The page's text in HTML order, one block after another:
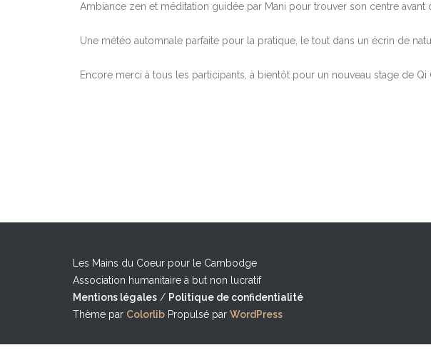
Ambiance zen et méditation guidée par Mani pour trouver son centre
Une météo automnale parfaite pour la pratique, le tout dans un écrin de
Encore merci à tous les participants, à bientôt pour un nouveau stage de
Les Mains du Coeur pour le Cambodge
Association humanitaire à but non lucratif
Mentions légales / Politique de confidentialité
Thème par Colorlib Propulsé par WordPress